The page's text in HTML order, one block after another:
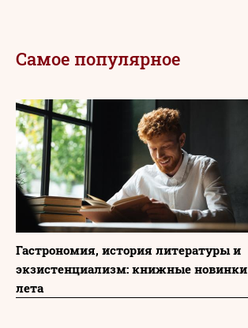
Самое популярное
Гастрономия, история литературы и
экзистенциализм: книжные новинки
лета